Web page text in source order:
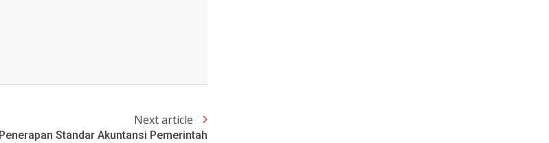
Next article
Penerapan Standar Akuntansi Pemerintah